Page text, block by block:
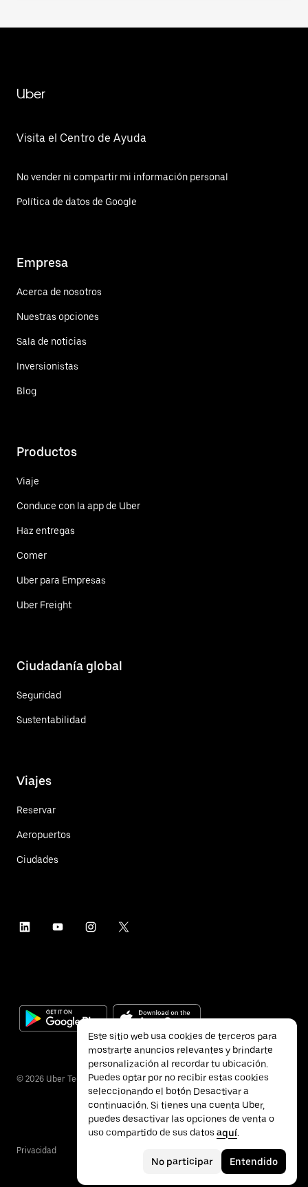
Uber
Visita el Centro de Ayuda
No vender ni compartir mi información personal
Política de datos de Google
Empresa
Acerca de nosotros
Nuestras opciones
Sala de noticias
Inversionistas
Blog
Productos
Viaje
Conduce con la app de Uber
Haz entregas
Comer
Uber para Empresas
Uber Freight
Ciudadanía global
Seguridad
Sustentabilidad
Viajes
Reservar
Aeropuertos
Ciudades
© 2026 Uber Technologies Inc.
Privacidad
Este sitio web usa cookies de terceros para
mostrarte anuncios relevantes y brindarte
personalización al recordar tu ubicación.
Puedes optar por no recibir estas cookies
seleccionando el botón Desactivar a
continuación. Si tienes una cuenta Uber,
puedes desactivar las opciones de venta o
uso compartido de sus datos aquí.
No participar Entendido